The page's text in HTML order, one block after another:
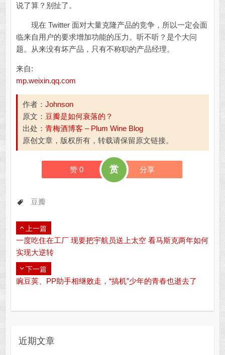
说了算？别扯了。
现在 Twitter 面对大量克隆产品的竞争，所以一定会面
临来自用户的要求增加功能的压力。听不听？是个大问
题。从来没有坏产品，只有不称职的产品经理。
来自:
mp.weixin.qq.com
作者： Johnson
原文： 豆瓣是如何衰落的？
出处： 青梅酒博客 – Plum Wine Blog
原创文章，版权所有，转载请保留原文链接。
赞 0 赏 分享
豆瓣
上一篇
一度吃住在工厂 现要把宇航员送上太空 看马斯克两年如何
实现大逆转
下一篇
豌豆荚、PP助手相继败走，“搞机”少年的青春也逝去了
近期文章